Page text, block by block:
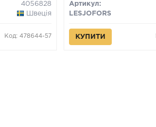
4056828
Швеція
Код: 478644-57
Артикул:
LESJOFORS
КУПИТИ